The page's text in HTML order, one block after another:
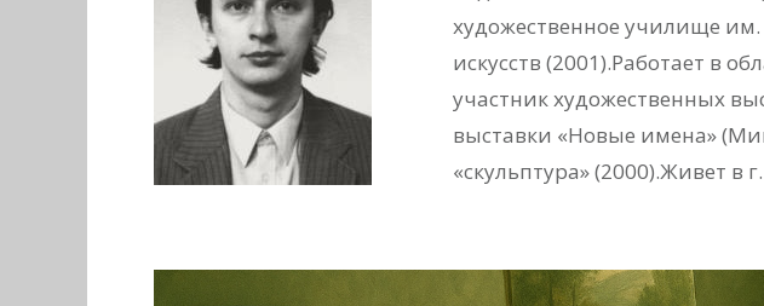
художественное училище им.
искусств (2001).Работает в
участник художественных
выставки «Новые имена»
«скульптура» (2000).Живет в